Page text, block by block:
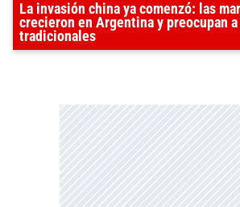
La invasión china ya comenzó: las
crecieron en Argentina y preocupan
tradicionales